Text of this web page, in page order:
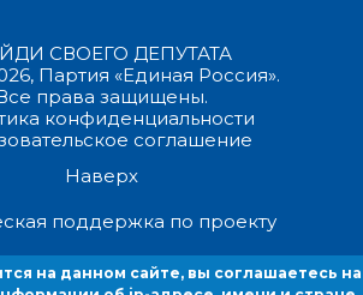
СВОЕГО ДЕПУТАТА
Партия «Единая Россия».
права защищены.
конфиденциальности
соглашение
Наверх
поддержка по проекту
на данном сайте, вы соглашаетесь на
на данном сайте, вы соглашаетесь на